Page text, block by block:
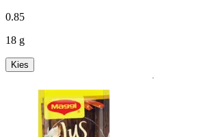
0.85
18 g
Kies